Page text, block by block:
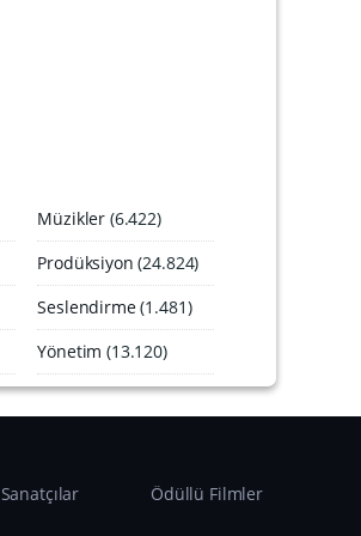
Müzikler (6.422)
Prodüksiyon (24.824)
Seslendirme(1.481)
Yönetim (13.120)
Sanatçılar Ödüllü Filmler